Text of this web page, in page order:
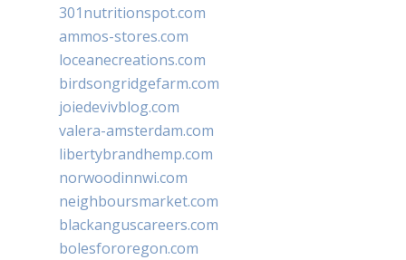
301nutritionspot.com
ammos-stores.com
loceanecreations.com
birdsongridgefarm.com
joiedevivblog.com
valera-amsterdam.com
libertybrandhemp.com
norwoodinnwi.com
neighboursmarket.com
blackanguscareers.com
bolesfororegon.com